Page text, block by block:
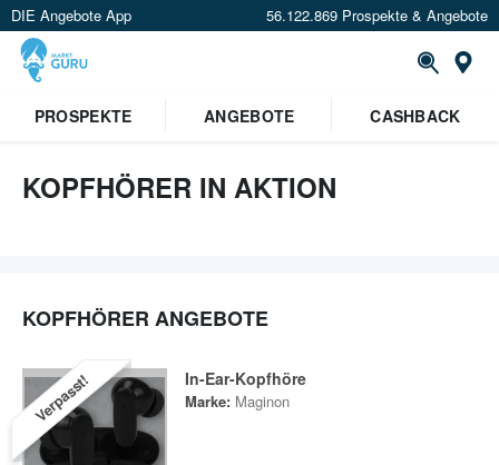
DIE Angebote App 56.122.869 Prospekte & Angebote
PROSPEKTE
ANGEBOTE CASHBACK
KOPFHÖRER IN AKTION
KOPFHÖRER ANGEBOTE
Verpasst! In-Ear-Kopfhöre
Marke: Maginon